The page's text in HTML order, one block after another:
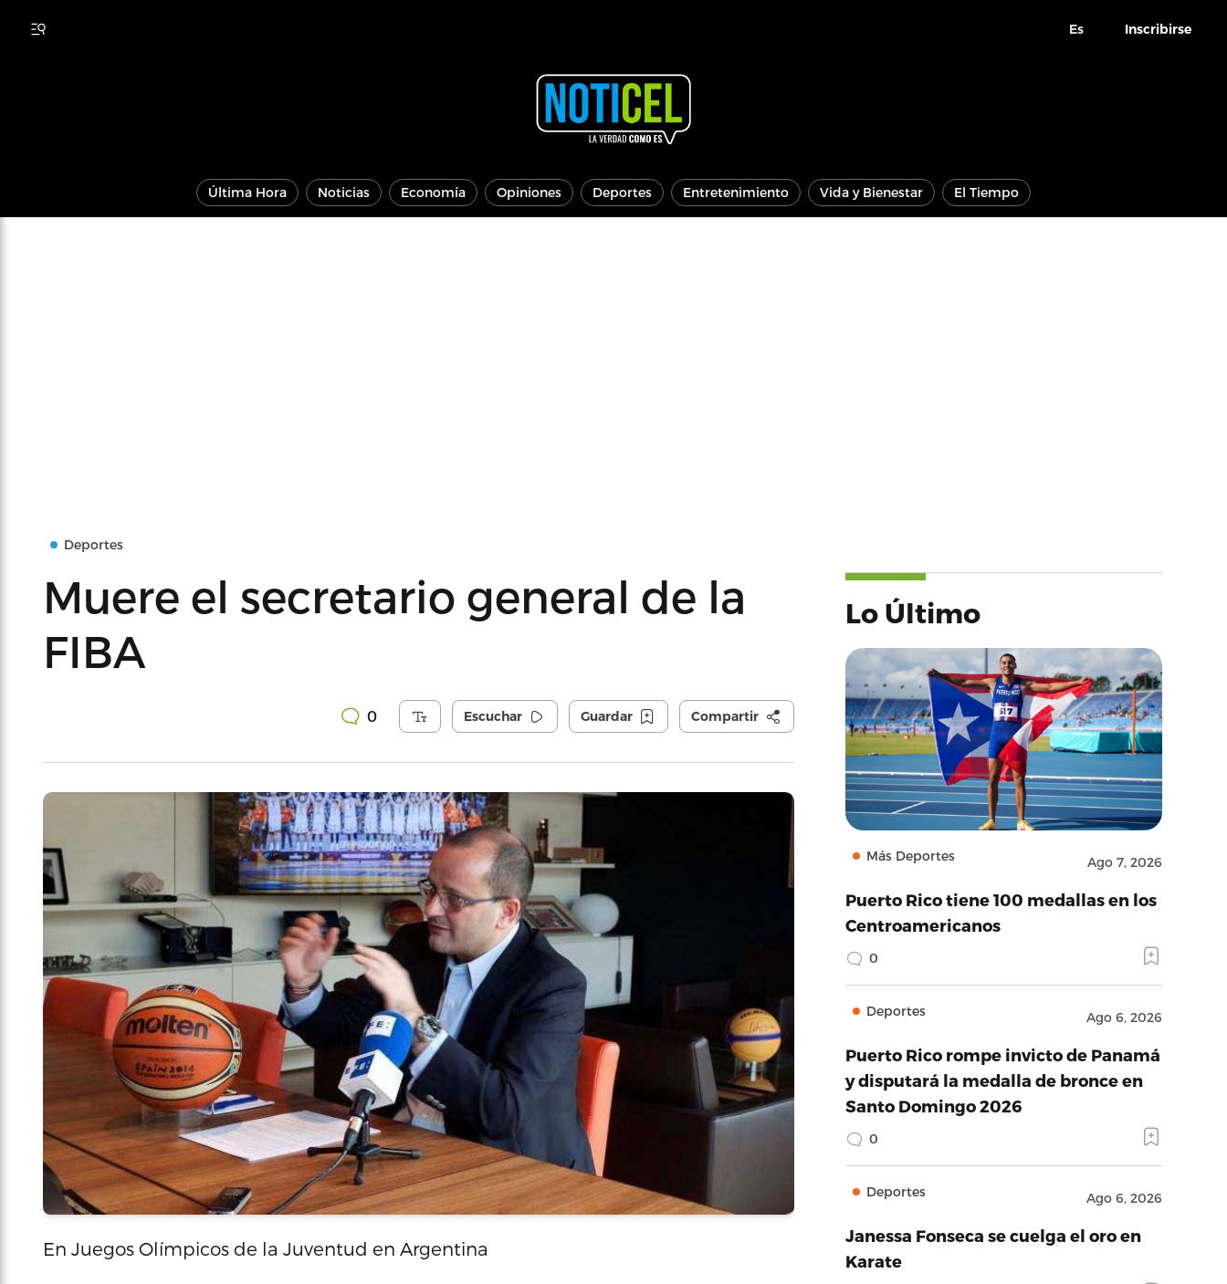
Es Inscribirse
Última Hora Noticias Economía Opiniones Deportes Entretenimiento Vida y Bienestar El Tiempo
Deportes
Muere el secretario general de la
FIBA
0 Escuchar Guardar Compartir
En Juegos Olímpicos de la Juventud en Argentina
Lo Último
Más Deportes Ago 7, 2026
Puerto Rico tiene 100 medallas en los
Centroamericanos
0
Deportes Ago 6, 2026
Puerto Rico rompe invicto de Panamá
y disputará la medalla de bronce en
Santo Domingo 2026
0
Deportes Ago 6, 2026
Janessa Fonseca se cuelga el oro en
Karate